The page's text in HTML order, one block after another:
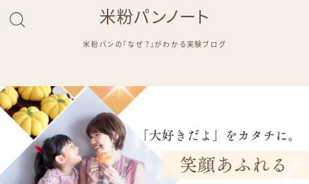
米粉パンノート
米粉パンの『なぜ？』がわかる実験ブログ